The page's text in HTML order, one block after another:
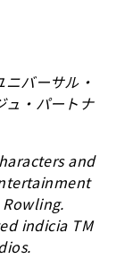
バーサル・
ュ・パートナ
and
indicia TM